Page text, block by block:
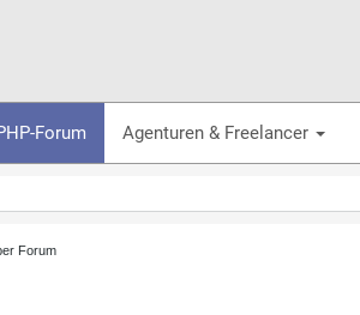
Forum Agenturen & Freelancer
Forum